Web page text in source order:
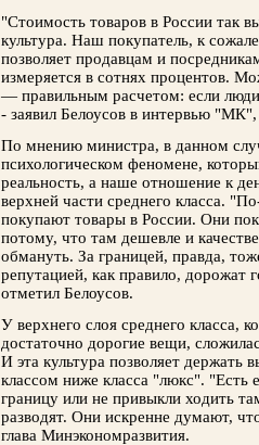
"Стоимость товаров в России так
культура. Наш покупатель, к
позволяет продавцам и
измеряется в сотнях процентов.
— правильным расчетом: если
- заявил Белоусов в интервью "МК",
По мнению министра, в данном
психологическом феномене,
реальность, а наше отношение к
верхней части среднего класса.
покупают товары в России. Они
потому, что там дешевле и
обмануть. За границей, правда,
репутацией, как правило, дорожат
отметил Белоусов.
У верхнего слоя среднего класса,
достаточно дорогие вещи,
И эта культура позволяет держать
классом ниже класса "люкс". "Есть
границу или не привыкли ходить
разводят. Они искренне думают,
глава Минэкономразвития.